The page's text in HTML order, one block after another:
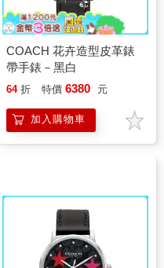
COACH 花卉造型皮革錶
帶手錶－黑白
64 折 特價 6380 元
加入購物車